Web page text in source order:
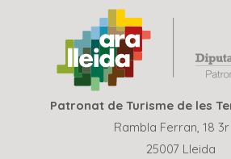
Patronat de Turisme de les
Rambla Ferran, 18
25007 Lleida